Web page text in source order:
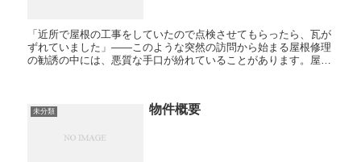
「近所で屋根の工事をしていたので点検させてもらったら、瓦が
ずれていました」——このような突然の訪問から始まる屋根修理
の勧誘の中には、悪質な手口が紛れていることがあります。屋根
未分類 物件概要